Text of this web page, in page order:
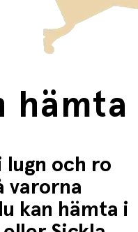
1500:-
hämta
lugn och ro
varorna
kan hämta i